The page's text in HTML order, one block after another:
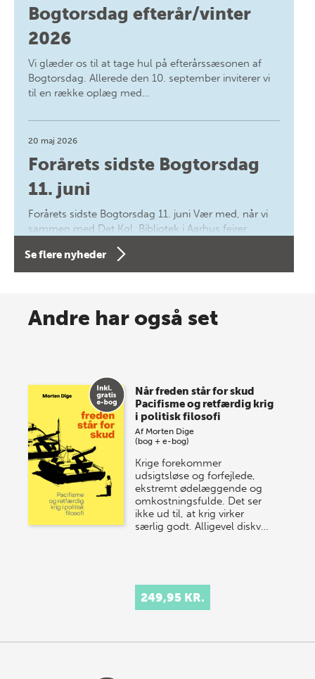
Bogtorsdag efterår/vinter
2026
Vi glæder os til at tage hul på efterårssæsonen af
Bogtorsdag. Allerede den 10. september inviterer vi
til en række oplæg med…
20 maj 2026
Forårets sidste Bogtorsdag
11. juni
Forårets sidste Bogtorsdag 11. juni Vær med, når vi
sammen med Det Kgl. Bibliotek i Aarhus fejrer
forfatterne bag vores nyes…
Spar op til 70% til sommer-
store sommer-lagersalg, så sæt kryds i kalenderen
onsdag den 10. j…
Se flere nyheder
Andre har også set
Når freden står for skud
Pacifisme og retfærdig krig
i politisk filosofi
Af Morten Dige
(bog + e-bog)
Krige forekommer
udsigtsløse og forfejlede,
ekstremt ødelæggende og
omkostningsfulde. Det ser
ikke ud til, at krig virker
særlig godt. Alligevel diskv…
249,95 KR.